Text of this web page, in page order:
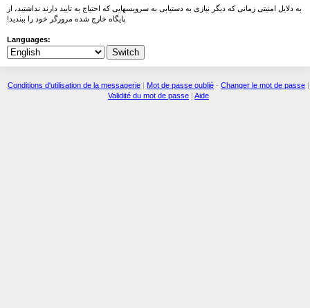
به دلایل امنیتی زمانی که دیگر نیازی به دستیابی به سرویسهایی که احتیاج به تایید دارند نداشتید، از
پایگاه خارج شده مرورگر خود را ببندید!
Languages:
Conditions d'utilisation de la messagerie | Mot de passe oublié - Changer le mot de passe |
Validité du mot de passe | Aide